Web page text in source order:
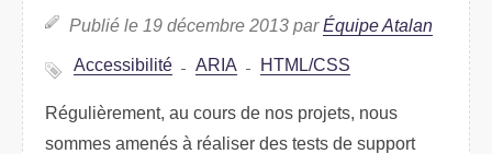
Publié le 19 décembre 2013 parÉquipe Atalan
Accessibilité ARIA HTML/CSS
Régulièrement, au cours de nos projets, nous
sommes amenés à réaliser des tests de support